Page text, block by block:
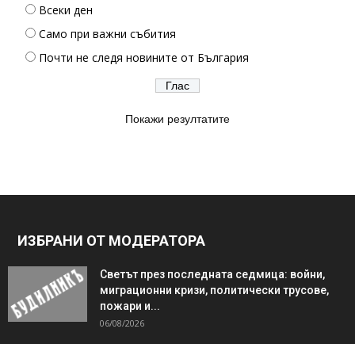
Всеки ден
Само при важни събития
Почти не следя новините от България
Покажи резултатите
ИЗБРАНИ ОТ МОДЕРАТОРА
Светът през последната седмица: войни,
миграционни кризи, политически трусове,
пожари и...
06/08/2026